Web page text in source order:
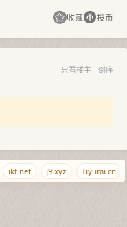
收藏 投币
只看楼主 倒序
ikf.net j9.xyz Tiyumi.cn